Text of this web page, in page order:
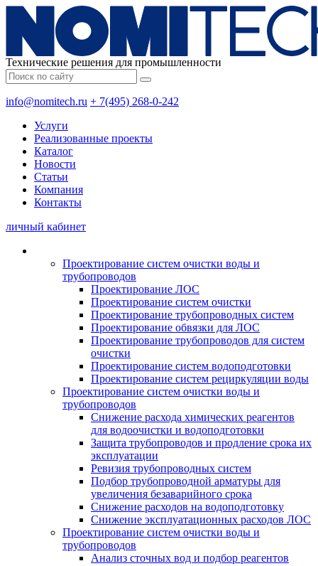
Технические решения для промышленности
info@nomitech.ru + 7(495) 268-0-242
Услуги
Реализованные проекты
Каталог
Новости
Статьи
Компания
Контакты
личный кабинет
Проектирование систем очистки воды и
трубопроводов
Проектирование ЛОС
Проектирование систем очистки
Проектирование трубопроводных систем
Проектирование обвязки для ЛОС
Проектирование трубопроводов для систем
очистки
Проектирование систем водоподготовки
Проектирование систем рециркуляции воды
Проектирование систем очистки воды и
трубопроводов
Снижение расхода химических реагентов
для водоочистки и водоподготовки
Защита трубопроводов и продление срока их
эксплуатации
Ревизия трубопроводных систем
Подбор трубопроводной арматуры для
увеличения безаварийного срока
Снижение расходов на водоподготовку
Снижение эксплуатационных расходов ЛОС
Проектирование систем очистки воды и
трубопроводов
Анализ сточных вод и подбор реагентов